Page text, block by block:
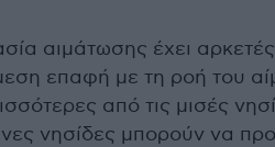
αιμάτωσης έχει
επαφή με τη ροή του
από τις μισές
νησίδες μπορούν να